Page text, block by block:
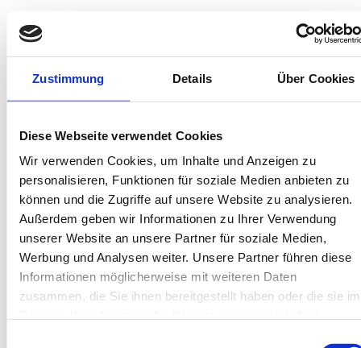
Zustimmung Details Über Cookies
Diese Webseite verwendet Cookies
Wir verwenden Cookies, um Inhalte und Anzeigen zu
personalisieren, Funktionen für soziale Medien anbieten zu
können und die Zugriffe auf unsere Website zu analysieren.
Außerdem geben wir Informationen zu Ihrer Verwendung
unserer Website an unsere Partner für soziale Medien,
Werbung und Analysen weiter. Unsere Partner führen diese
Informationen möglicherweise mit weiteren Daten
zusammen, die Sie ihnen bereitgestellt haben oder die sie im
In deiner Buchung inbegriffen
Bis 60 Tage vorab kostenfrei stornieren
Best-Preis-Garantie für Ihren Urlaub
Wäschepakete inklusive
Gäste-App mit digitalen Bonusprogrammen
Kiebitzdelle-Leegde 10, 26757 Borkum
Objekt-Nr.: 4790001
Diese Unterkunft teilen: